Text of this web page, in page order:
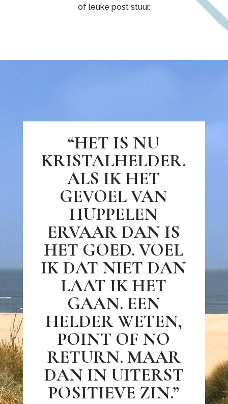
of leuke post stuur.
“HET IS NU
KRISTALHELDER.
ALS IK HET
GEVOEL VAN
HUPPELEN
ERVAAR DAN IS
HET GOED. VOEL
IK DAT NIET DAN
LAAT IK HET
GAAN. EEN
HELDER WETEN,
POINT OF NO
RETURN. MAAR
DAN IN UITERST
POSITIEVE ZIN.”